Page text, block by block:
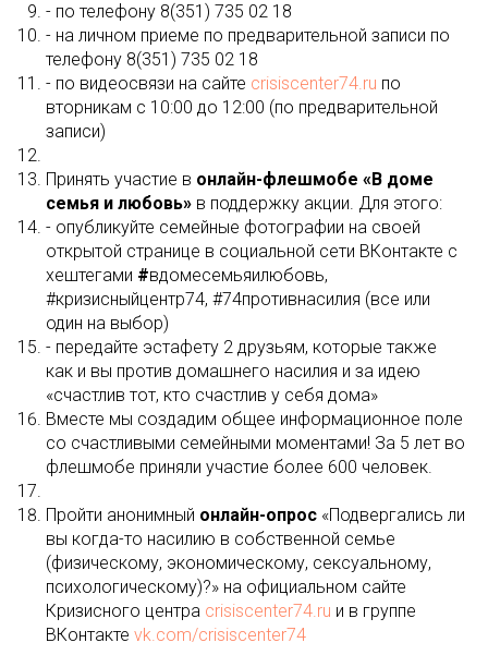
- по телефону 8(351) 735 02 18
- на личном приеме по предварительной записи по
телефону 8(351) 735 02 18
- по видеосвязи на сайте crisiscenter74.ru по
вторникам с 10:00 до 12:00 (по предварительной
записи)
Принять участие в онлайн-флешмобе «В доме
семья и любовь» в поддержку акции. Для этого:
- опубликуйте семейные фотографии на своей
открытой странице в социальной сети ВКонтакте с
хештегами #вдомесемьяилюбовь,
#кризисныйцентр74, #74противнасилия (все или
один на выбор)
- передайте эстафету 2 друзьям, которые также
как и вы против домашнего насилия и за идею
«счастлив тот, кто счастлив у себя дома»
Вместе мы создадим общее информационное поле
со счастливыми семейными моментами! За 5 лет во
флешмобе приняли участие более 600 человек.
Пройти анонимный онлайн-опрос «Подвергались ли
вы когда-то насилию в собственной семье
(физическому, экономическому, сексуальному,
психологическому)?» на официальном сайте
Кризисного центра crisiscenter74.ru и в группе
ВКонтакте vk.com/crisiscenter74